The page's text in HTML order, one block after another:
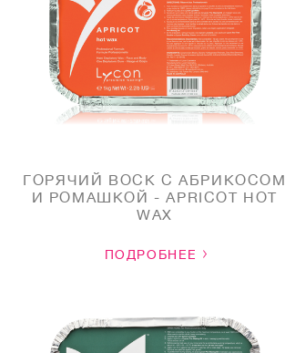
ГОРЯЧИЙ ВОСК С АБРИКОСОМ
И РОМАШКОЙ - APRICOT HOT
WAX
ПОДРОБНЕЕ